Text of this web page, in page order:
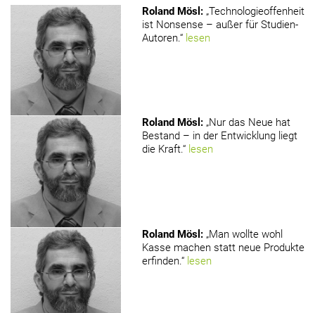
Roland Mösl : „Technologieoffenheit
ist Nonsense – außer für Studien-
Autoren.“ lesen
Roland Mösl : „Nur das Neue hat
Bestand – in der Entwicklung liegt
die Kraft.“ lesen
Roland Mösl : „Man wollte wohl
Kasse machen statt neue Produkte
erfinden.“ lesen